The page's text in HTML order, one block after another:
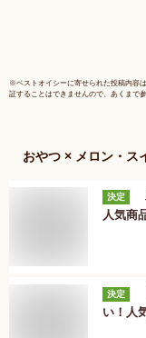
※ベストオイシーに寄せられた投稿内容
証することはできませんので、あくまで
おやつ × メロン・ス
決定
人気商
決定
い！人